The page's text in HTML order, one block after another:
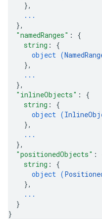
},
...
},
"namedRanges" : {
string : {
object (
},
...
},
"inlineObjects" : {
string : {
object (
},
...
},
"positionedObjects" :
string : {
object (
},
...
}
}